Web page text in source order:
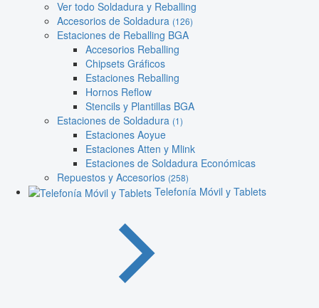
Ver todo Soldadura y Reballing
Accesorios de Soldadura (126)
Estaciones de Reballing BGA
Accesorios Reballing
Chipsets Gráficos
Estaciones Reballing
Hornos Reflow
Stencils y Plantillas BGA
Estaciones de Soldadura (1)
Estaciones Aoyue
Estaciones Atten y Mlink
Estaciones de Soldadura Económicas
Repuestos y Accesorios (258)
Telefonía Móvil y Tablets